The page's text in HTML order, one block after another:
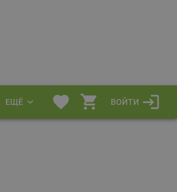
ЕЩЁ ВОЙТИ